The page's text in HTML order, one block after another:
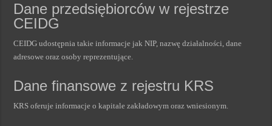
Dane przedsiębiorców w rejestrze
CEIDG
CEIDG udostępnia takie informacje jak NIP, nazwę działalności, dane
adresowe oraz osoby reprezentujące.
Dane finansowe z rejestru KRS
KRS oferuje informacje o kapitale zakładowym oraz wniesionym.